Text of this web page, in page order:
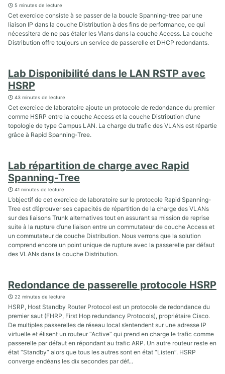
5 minutes de lecture
Cet exercice consiste à se passer de la boucle Spanning-tree par une
liaison IP dans la couche Distribution à des fins de performance, ce qui
nécessitera de ne pas étaler les Vlans dans la couche Access. La couche
Distribution offre toujours un service de passerelle et DHCP redondants.
Lab Disponibilité dans le LAN RSTP avec
HSRP
43 minutes de lecture
Cet exercice de laboratoire ajoute un protocole de redondance du premier
comme HSRP entre la couche Access et la couche Distribution d’une
topologie de type Campus LAN. La charge du trafic des VLANs est répartie
grâce à Rapid Spanning-Tree.
Lab répartition de charge avec Rapid
Spanning-Tree
41 minutes de lecture
L’objectif de cet exercice de laboratoire sur le protocole Rapid Spanning-
Tree est d’éprouver ses capacités de répartition de la charge des VLANs
sur des liaisons Trunk alternatives tout en assurant sa mission de reprise
suite à la rupture d’une liaison entre un commutateur de couche Access et
un commutateur de couche Distribution. Nous verrons que la solution
comprend encore un point unique de rupture avec la passerelle par défaut
des VLANs dans la couche Distribution.
Redondance de passerelle protocole HSRP
22 minutes de lecture
HSRP, Host Standby Router Protocol est un protocole de redondance du
premier saut (FHRP, First Hop redundancy Protocols), propriétaire Cisco.
De multiples passerelles de réseau local s’entendent sur une adresse IP
virtuelle et élisent un routeur “Active” qui prend en charge le trafic comme
passerelle par défaut en répondant au trafic ARP. Un autre routeur reste en
état “Standby” alors que tous les autres sont en état “Listen”. HSRP
converge endéans les dix secondes par déf...